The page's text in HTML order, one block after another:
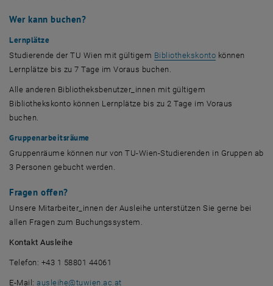
Wer kann buchen?
Lernplätze
Studierende der TU Wien mit gültigem Bibliothekskonto können
Lernplätze bis zu 7 Tage im Voraus buchen.
Alle anderen Bibliotheksbenutzer_innen mit gültigem
Bibliothekskonto können Lernplätze bis zu 2 Tage im Voraus
buchen.
Gruppenarbeitsräume
Gruppenräume können nur von TU-Wien-Studierenden in Gruppen ab
3 Personen gebucht werden.
Fragen offen?
Unsere Mitarbeiter_innen der Ausleihe unterstützen Sie gerne bei
allen Fragen zum Buchungssystem.
Kontakt Ausleihe
Telefon: +43 1 58801 44061
E-Mail :ausleihe@tuwien.ac.at